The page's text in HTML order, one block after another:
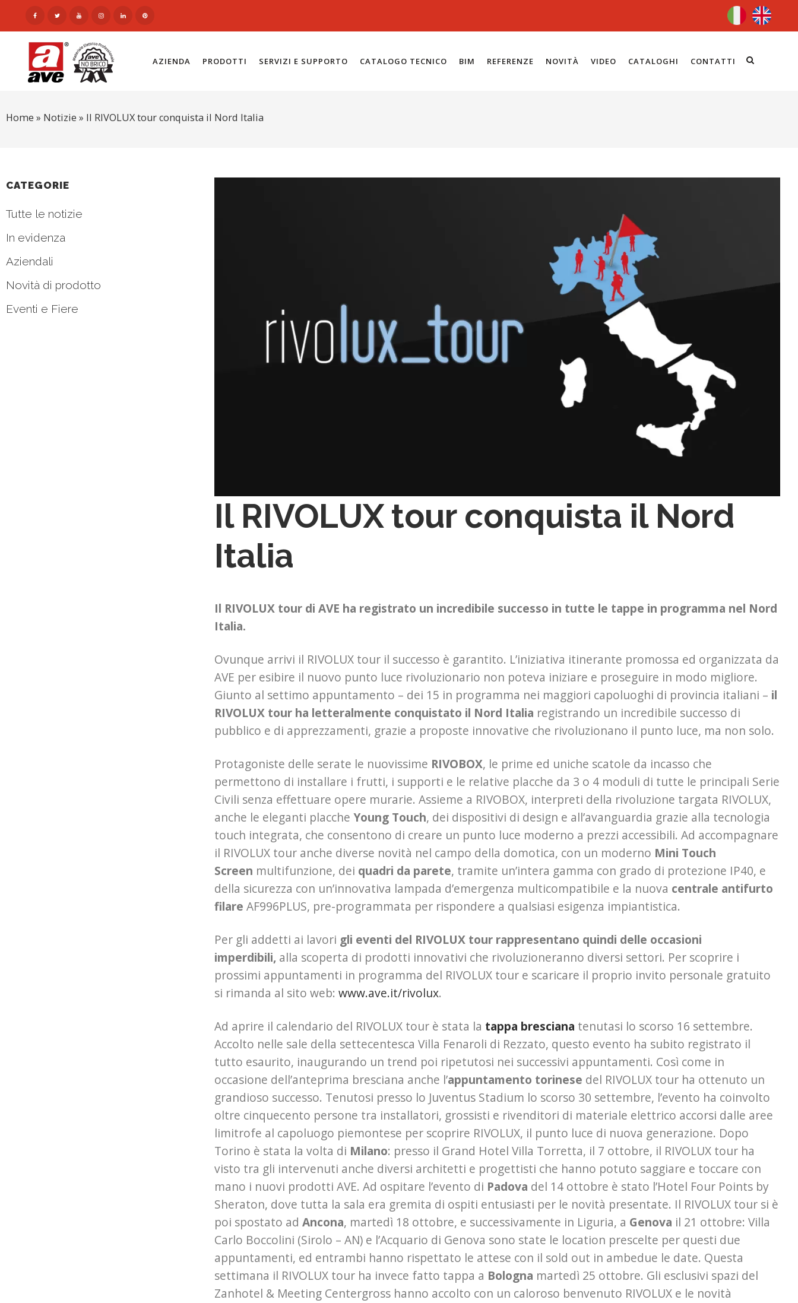
AZIENDA PRODOTTI SERVIZI E SUPPORTO CATALOGO TECNICO BIM REFERENZE NOVITÀ VIDEO CATALOGHI CONTATTI
Home » Notizie » Il RIVOLUX tour conquista il Nord Italia
CATEGORIE
Tutte le notizie
In evidenza
Aziendali
Novità di prodotto
Eventi e Fiere
Il RIVOLUX tour conquista il Nord
Italia
Il RIVOLUX tour di AVE ha registrato un incredibile successo in tutte le tappe in programma nel Nord
Italia.
Ovunque arrivi il RIVOLUX tour il successo è garantito. L’iniziativa itinerante promossa ed organizzata da
AVE per esibire il nuovo punto luce rivoluzionario non poteva iniziare e proseguire in modo migliore.
Giunto al settimo appuntamento – dei 15 in programma nei maggiori capoluoghi di provincia italiani – il
RIVOLUX tour ha letteralmente conquistato il Nord Italia registrando un incredibile successo di
pubblico e di apprezzamenti, grazie a proposte innovative che rivoluzionano il punto luce, ma non solo.
Protagoniste delle serate le nuovissime RIVOBOX, le prime ed uniche scatole da incasso che
permettono di installare i frutti, i supporti e le relative placche da 3 o 4 moduli di tutte le principali Serie
Civili senza effettuare opere murarie. Assieme a RIVOBOX, interpreti della rivoluzione targata RIVOLUX,
anche le eleganti placche Young Touch, dei dispositivi di design e all’avanguardia grazie alla tecnologia
touch integrata, che consentono di creare un punto luce moderno a prezzi accessibili. Ad accompagnare
il RIVOLUX tour anche diverse novità nel campo della domotica, con un moderno Mini Touch
Screen multifunzione, dei quadri da parete, tramite un’intera gamma con grado di protezione IP40, e
della sicurezza con un’innovativa lampada d’emergenza multicompatibile e la nuova centrale antifurto
filare AF996PLUS, pre-programmata per rispondere a qualsiasi esigenza impiantistica.
Per gli addetti ai lavori gli eventi del RIVOLUX tour rappresentano quindi delle occasioni
imperdibili, alla scoperta di prodotti innovativi che rivoluzioneranno diversi settori. Per scoprire i
prossimi appuntamenti in programma del RIVOLUX tour e scaricare il proprio invito personale gratuito
si rimanda al sito web: www.ave.it/rivolux.
Ad aprire il calendario del RIVOLUX tour è stata la tappa bresciana tenutasi lo scorso 16 settembre.
Accolto nelle sale della settecentesca Villa Fenaroli di Rezzato, questo evento ha subito registrato il
tutto esaurito, inaugurando un trend poi ripetutosi nei successivi appuntamenti. Così come in
occasione dell’anteprima bresciana anche l’appuntamento torinese del RIVOLUX tour ha ottenuto un
grandioso successo. Tenutosi presso lo Juventus Stadium lo scorso 30 settembre, l’evento ha coinvolto
oltre cinquecento persone tra installatori, grossisti e rivenditori di materiale elettrico accorsi dalle aree
limitrofe al capoluogo piemontese per scoprire RIVOLUX, il punto luce di nuova generazione. Dopo
Torino è stata la volta di Milano: presso il Grand Hotel Villa Torretta, il 7 ottobre, il RIVOLUX tour ha
visto tra gli intervenuti anche diversi architetti e progettisti che hanno potuto saggiare e toccare con
mano i nuovi prodotti AVE. Ad ospitare l’evento di Padova del 14 ottobre è stato l’Hotel Four Points by
Sheraton, dove tutta la sala era gremita di ospiti entusiasti per le novità presentate. Il RIVOLUX tour si è
poi spostato ad Ancona, martedì 18 ottobre, e successivamente in Liguria, a Genova il 21 ottobre: Villa
Carlo Boccolini (Sirolo – AN) e l’Acquario di Genova sono state le location prescelte per questi due
appuntamenti, ed entrambi hanno rispettato le attese con il sold out in ambedue le date. Questa
settimana il RIVOLUX tour ha invece fatto tappa a Bologna martedì 25 ottobre. Gli esclusivi spazi del
Zanhotel & Meeting Centergross hanno accolto con un caloroso benvenuto RIVOLUX e le novità